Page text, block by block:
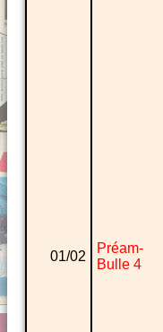
01/02
Préam-
Bulle 4